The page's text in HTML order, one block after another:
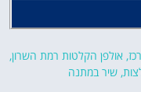
,אולפן הקלטות רמת השרון,
, שיר במתנה